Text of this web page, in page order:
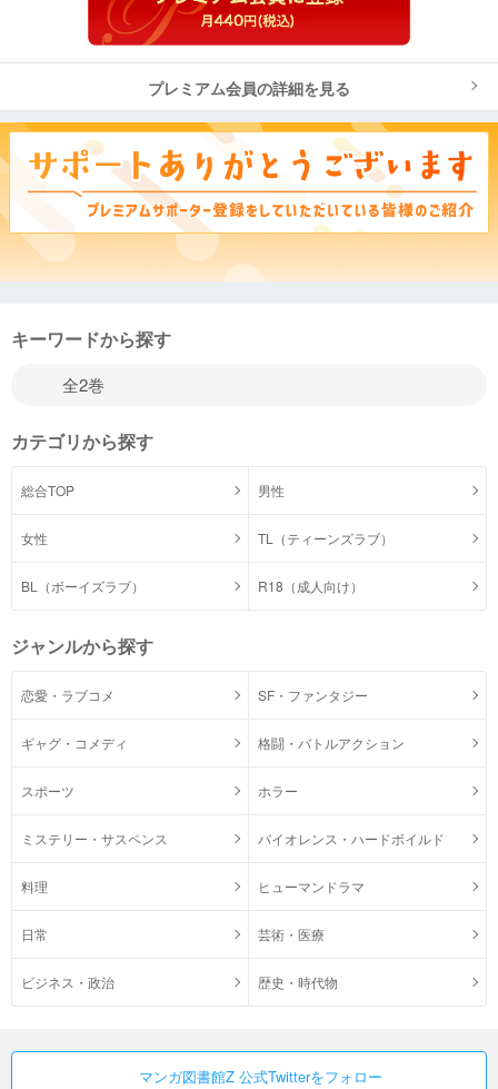
プレミアム会員の詳細を見る
キーワードから探す
カテゴリから探す
総合TOP 男性
女性 TL（ティーンズラブ）
BL（ボーイズラブ） R18（成人向け）
ジャンルから探す
恋愛・ラブコメ SF・ファンタジー
ギャグ・コメディ 格闘・バトルアクション
スポーツ ホラー
ミステリー・サスペンス バイオレンス・ハードボイルド
料理 ヒューマンドラマ
日常 芸術・医療
ビジネス・政治 歴史・時代物
マンガ図書館Z 公式Twitterをフォロー